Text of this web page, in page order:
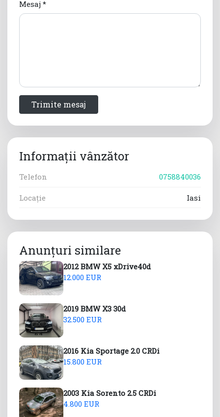
Mesaj *
Trimite mesaj
Informații vânzător
Telefon 0758840036
Locație Iasi
Anunțuri similare
2012 BMW X5 xDrive40d
12.000 EUR
2019 BMW X3 30d
32.500 EUR
2016 Kia Sportage 2.0 CRDi
15.800 EUR
2003 Kia Sorento 2.5 CRDi
4.800 EUR